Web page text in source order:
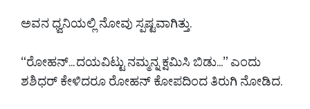
ಅವನ ಧ್ವನಿಯಲ್ಲಿ ನೋವು ಸ್ಪಷ್ಟವಾಗಿತ್ತು.
“ರೋಹನ್... ದಯವಿಟ್ಟು ನಮ್ಮನ್ನ ಕ್ಷಮಿಸಿ ಬಿಡು...” ಎಂದು
ಶಶಿಧರ್ ಕೇಳಿದರೂ ರೋಹನ್ ಕೋಪದಿಂದ ತಿರುಗಿ ನೋಡಿದ.